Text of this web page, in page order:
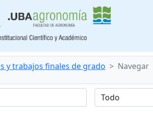
y trabajos finales de grado Navegar